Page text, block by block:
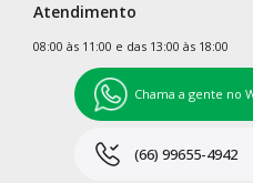
Atendimento
08:00 às 11:00 e das 13:00 às 18:00
Chama a gente no
(66) 99655-4942